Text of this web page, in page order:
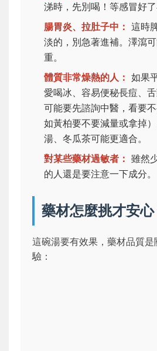
涕時，先別喝！等感冒好了
腸胃炎、拉肚子中： 這時
淡的，別急著進補。澤瀉
重。
體質非常燥熱的人： 如果
愛喝冰、容易便秘長痘、
可能要先諮詢中醫，看要
如黃柏要不要減量或拿掉
湯、冬瓜茶可能更適合。
對某些藥材過敏者： 雖然
的人還是要注意一下成分。
藥材怎麼挑才安心
這碗湯要有效果，藥材品質
驗：